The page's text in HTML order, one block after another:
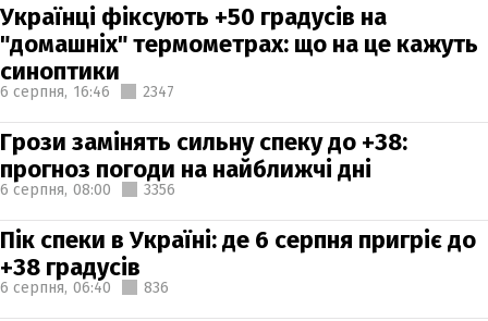
Українці фіксують +50 градусів на
"домашніх" термометрах: що на це кажуть
синоптики
6 серпня, 16:46 2347
Грози замінять сильну спеку до +38:
прогноз погоди на найближчі дні
6 серпня, 08:00 3356
Пік спеки в Україні: де 6 серпня пригріє до
+38 градусів
6 серпня, 06:40 836